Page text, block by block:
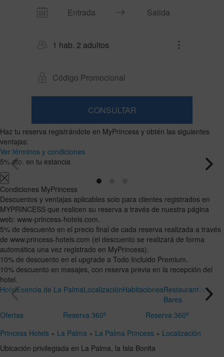
1 hab. 2 adultos
CONSULTAR
Habitaciones
y
ocupaciones
Habitación
1
adultos
12
años
2
Hasta
11
años
0
Añadir
habitación
Haz tu reserva registrándote en MyPrincess y obtén las siguientes
ventajas:
Ver términos y condiciones
5% dto. en tu estancia
Condiciones MyPrincess
Descuentos y ventajas aplicables solo para clientes registrados en
MYPRINCESS que realicen su reserva a través de nuestra página
web: www-princess-hotels.com.
5% de descuento en el precio final de cada reserva realizada a través
de www.princess-hotels.com (el descuento se realizará de forma
automática una vez registrado en MyPrincess).
10% de descuento en el upgrade a Todo Incluido Premium.
10% descuento en masajes, con reserva previa en la recepción del
hotel.
HotelEsencia de La PalmaLocalizaciónHabitacionesRestaurantes y
Bares
Ofertas
Reserva 360º
Reserva 360º
Princess Hotels » La Palma » La Palma Princess » Localización
Ubicación privilegiada en La Palma, la Isla Bonita